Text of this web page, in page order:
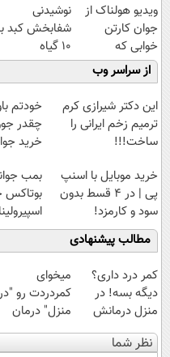
ویدیو هولناک از
جوان کارتن
خوابی که
میلیاردر شد.
آموزش رایگان
نوشیدنی
شفابخش کبد
10 گیاه
موثر(تخفیف تا
امشب)
از سراسر وب
این دکتر شیرازی کرم
ترمیم زخم ایرانی را
ساخت!!!
خودتم
چقدر
خرید
ویژه
خرید موبایل با اسنپ
پی | در ۴ قسط بدون
سود و کارمزد!
بمب
بوتاکس
اسپیرولینا50%تخفیف
مطالب پیشنهادی
کمر درد داری؟
دیگه بسه! در
منزل درمانش
کن
(◀پرسش‌نامه)
میخوای
کمردردت رو
منزل" درمان
کنی؟ (◂فیلم +
◂پرسش‌نامه)
نظر شما